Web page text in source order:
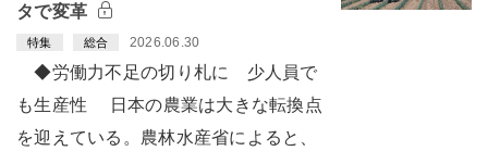
タで変革
特集 総合 2026.06.30
◆労働力不足の切り札に 少人員で
も生産性 日本の農業は大きな転換点
を迎えている。農林水産省によると、